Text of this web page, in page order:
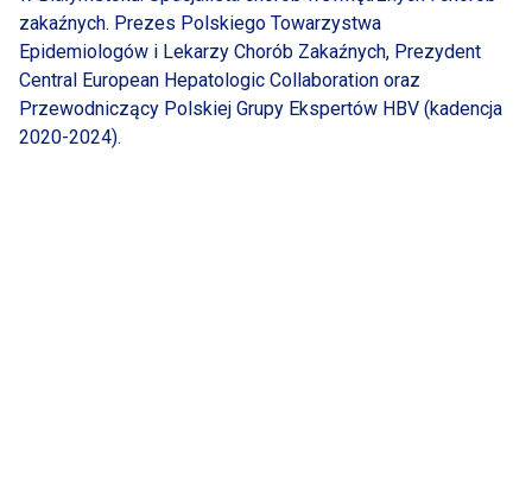
zakaźnych. Prezes Polskiego Towarzystwa
Epidemiologów i Lekarzy Chorób Zakaźnych, Prezydent
Central European Hepatologic Collaboration oraz
Przewodniczący Polskiej Grupy Ekspertów HBV (kadencja
2020-2024).